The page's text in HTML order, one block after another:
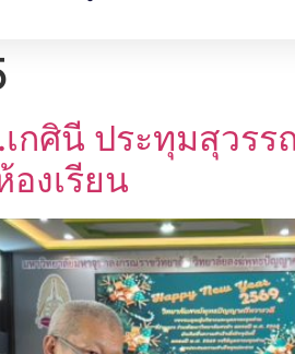
ศินี ประทุมสุวร
งเรียน